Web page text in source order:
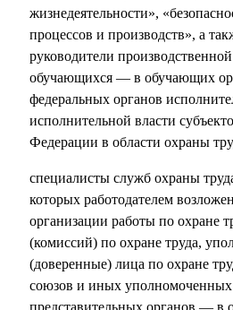
жизнедеятельности»,
процессов и производств», а
руководители
обучающихся — в обучающих
федеральных органов
исполнительной власти
Федерации в области охраны
специалисты служб охраны
которых работодателем
организации работы по охране
(комиссий) по охране труда,
(доверенные) лица по охране
союзов и иных уполномоченных
представительных органов — в